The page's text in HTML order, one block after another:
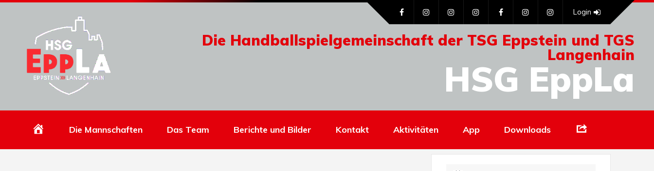
Die Handballspielgemeinschaft der TSG Eppstein und TGS
Langenhain
HSG EppLa
Login
HomepageDie Mannschaften Das Team Berichte und Bilder Kontakt Aktivitäten App Downloads